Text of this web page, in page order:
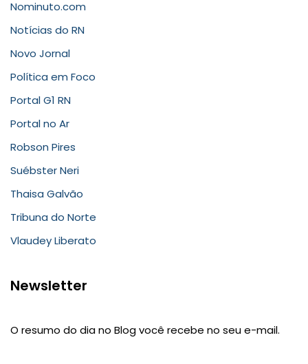
Nominuto.com
Notícias do RN
Novo Jornal
Política em Foco
Portal G1 RN
Portal no Ar
Robson Pires
Suébster Neri
Thaisa Galvão
Tribuna do Norte
Vlaudey Liberato
Newsletter
O resumo do dia no Blog você recebe no seu e-mail.